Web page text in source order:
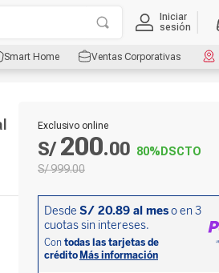
Iniciar
sesión
Smart Home Ventas Corporativas
Exclusivo online
S/ 200.00 80% DSCTO
S/999.00